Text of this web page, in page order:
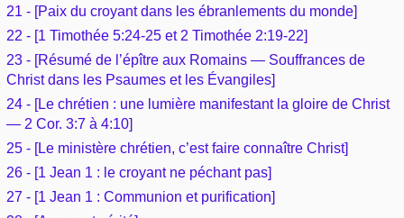
Paramètres
Études et commentaires par passage
Versets Classés
Lecture Journalière
L'Évangile, le Salut
Mort, résurrection
L'Église, l'Assemblée
Prophétie
Sanctification
Commentaires journaliers
COURS Bibliques - GUIDES de lecture
Sujets de A à Z
Ouvrages de A à Z
Auteurs de A à Z
Rechercher dans la Bible
Sommaires
Aperçus Livres de la Bible
Autres FAQ
21 - [Paix du croyant dans les ébranlements du monde]
22 - [1 Timothée 5:24-25 et 2 Timothée 2:19-22]
23 - [Résumé de l’épître aux Romains — Souffrances de
Christ dans les Psaumes et les Évangiles]
24 - [Le chrétien : une lumière manifestant la gloire de Christ
— 2 Cor. 3:7 à 4:10]
25 - [Le ministère chrétien, c’est faire connaître Christ]
26 - [1 Jean 1 : le croyant ne péchant pas]
27 - [1 Jean 1 : Communion et purification]